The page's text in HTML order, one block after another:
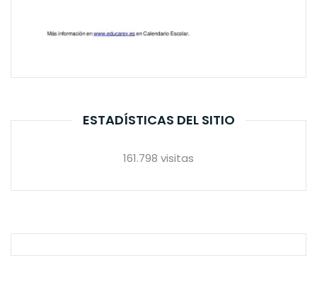
ESTADÍSTICAS DEL SITIO
161.798 visitas